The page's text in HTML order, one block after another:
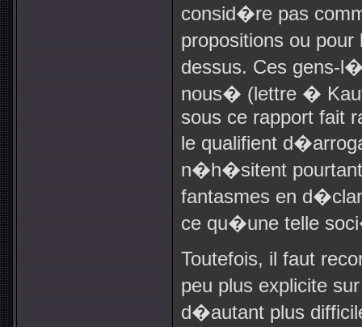
consid�re pas
propositions ou
dessus. Ces gens-
nous� (lettre �
sous ce rapport fait
le qualifient
n�h�sitent
fantasmes en
ce qu�une telle
Toutefois, il faut
peu plus explicite
d�autant plus